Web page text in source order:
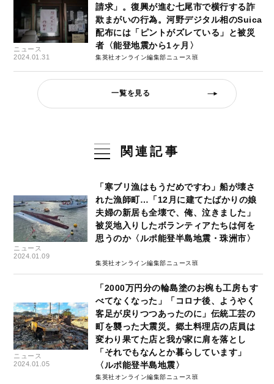
ニュース
2024.01.31
請求」。復興が進む七尾市で横行する詐
欺まがいの行為。河野デジタル相のSuica
配布には「ピントがズレている」と被災
者〈能登地震から1ヶ月〉
集英社オンライン編集部ニュース班
一覧を見る
関連記事
ニュース
2024.01.09
「寒ブリ漁はもうだめですわ」船が壊さ
れた漁師町…「12月に建てたばかりの娘
夫婦の新居も全壊で、俺、泣きました」
被災地入りしたボランティアたちは何を
思うのか〈ルポ能登半島地震・珠洲市〉
集英社オンライン編集部ニュース班
ニュース
2024.01.05
「2000万円分の輪島塗のお椀も工房もす
べてなくなった」「コロナ後、ようやく
客足が戻りつつあったのに」伝統工芸の
町を襲った大震災。郷土料理店の店員は
変わり果てた店と我が家に肩を落とし
「それでもなんとか暮らしています」
〈ルポ能登半島地震〉
集英社オンライン編集部ニュース班